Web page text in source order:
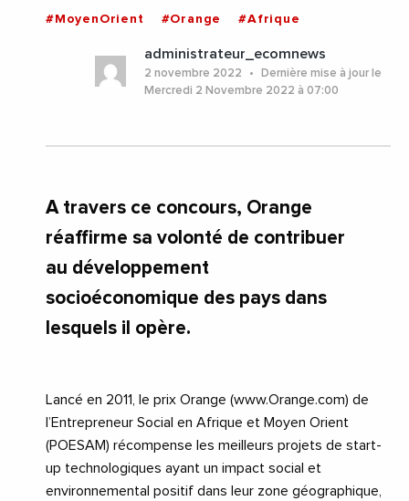
#MoyenOrient #Orange #Afrique
administrateur_ecomnews
2 novembre 2022
Dernière mise à jour le
Mercredi 2 Novembre 2022 à 07:00
A travers ce concours, Orange
réaffirme sa volonté de contribuer
au développement
socioéconomique des pays dans
lesquels il opère.
Lancé en 2011, le prix Orange (www.Orange.com) de
l’Entrepreneur Social en Afrique et Moyen Orient
(POESAM) récompense les meilleurs projets de start-
up technologiques ayant un impact social et
environnemental positif dans leur zone géographique,